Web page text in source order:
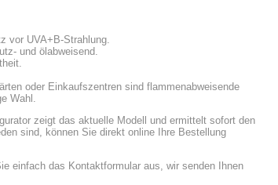
vor UVA+B-Strahlung.
und ölabweisend.
oder Einkaufszentren sind flammenabweisende
Wahl.
zeigt das aktuelle Modell und ermittelt sofort den
sind, können Sie direkt online Ihre Bestellung
einfach das Kontaktformular aus, wir senden Ihnen